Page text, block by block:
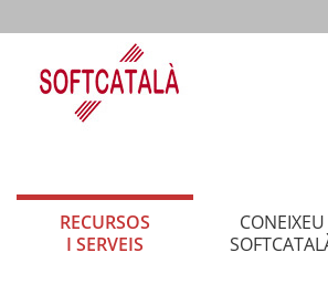
RECURSOS
I SERVEIS
CONEIXEU